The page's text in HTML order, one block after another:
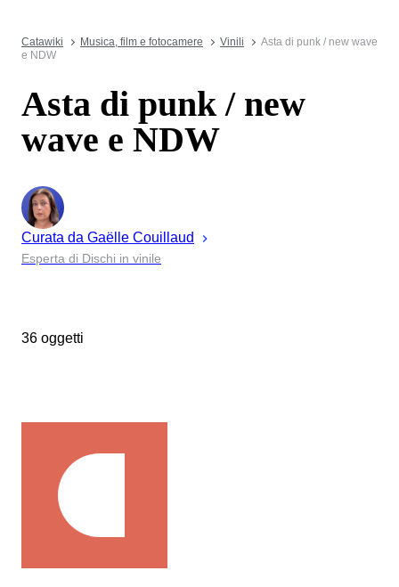
Catawiki Musica, film e fotocamere Vinili
Asta di punk / new wave
e NDW
Asta di punk / new
wave e NDW
Curata da Gaëlle Couillaud
Esperta di Dischi in vinile
36 oggetti